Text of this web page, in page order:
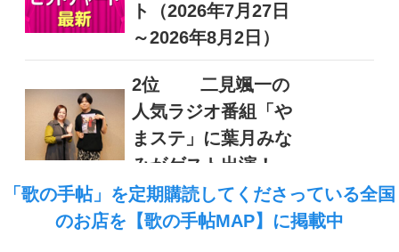
ト（2026年7月27日
～2026年8月2日）
2位
二見颯一の
人気ラジオ番組「や
まステ」に葉月みな
みがゲスト出演！
3位 演歌・歌謡
「歌の手帖」を定期購読してくださっている全国
のお店を 【歌の手帖MAP】 に掲載中